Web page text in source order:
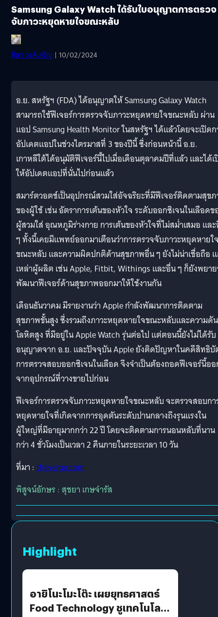
Samsung Galaxy Watch ได้รับใบอนุญาตการตรวจ
จับภาวะหยุดหายใจขณะหลับ
ศิลา วงศ์เจริญ | 10/02/2024
อ.ย. สหรัฐฯ (FDA) ได้อนุญาตให้ Samsung Galaxy Watch
สามารถใช้ฟีเจอร์การตรวจจับภาวะหยุดหายใจขณะหลับ ผ่าน
แอป Samsung Health Monitor ในสหรัฐฯ ได้แล้วโดยจะเปิด
อัปเดตแอปในช่วงไตรมาสที่ 3 ของปีนี้ ซึ่งก่อนหน้านี้ อ.ย.
เกาหลีใต้ได้อนุมัติฟีเจอร์นี้ไปเมื่อเดือนตุลาคมปีที่แล้ว และได้
ให้อัปเดตแอปที่นั่นไปก่อนแล้ว
สมาร์ตวอตช์เป็นอุปกรณ์สวมใส่อัจฉริยะที่มีฟีเจอร์ติดตามสุข
ของผู้ใช้ เช่น อัตราการเต้นของหัวใจ ระดับออกซิเจนในเลือดข
ผู้สวมใส่ อุณหภูมิร่างกาย การเต้นของหัวใจที่ไม่สม่ำเสมอ แล
ๆ ทั้งนี้เคยมีแพทย์ออกมาเตือนว่าการตรวจจับภาวะหยุดหายใ
ขณะหลับ และความผิดปกติด้านสุขภาพอื่น ๆ ยังไม่น่าเชื่อถือ
เหล่าผู้ผลิต เช่น Apple, Fitbit, Withings และอื่น ๆ ก็ยังพยา
พัฒนาฟีเจอร์ด้านสุขภาพออกมาให้ใช้งานกัน
เดือนธันวาคม มีรายงานว่า Apple กำลังพัฒนาการติดตาม
สุขภาพขั้นสูง ซึ่งรวมถึงภาวะหยุดหายใจขณะหลับและความดัน
โลหิตสูง ที่มีอยู่ใน Apple Watch รุ่นต่อไป แต่ตอนนี้ยังไม่ได้รับ
อนุญาตจาก อ.ย. และปัจจุบัน Apple ยังติดปัญหาในคดีสิทธิบั
การตรวจสอบออกซิเจนในเลือด จึงจำเป็นต้องถอดฟีเจอร์นี้อ
จากอุปกรณ์ที่วางขายไปก่อน
ฟีเจอร์การตรวจจับภาวะหยุดหายใจขณะหลับ จะตรวจสอบกา
หยุดหายใจที่เกิดจากการอุดตันระดับปานกลางถึงรุนแรงใน
ผู้ใหญ่ที่มีอายุมากกว่า 22 ปี โดยจะติดตามการนอนหลับที่นาน
กว่า 4 ชั่วโมงเป็นเวลา 2 คืนภายในระยะเวลา 10 วัน
ที่มา : theverge.com
พิสูจน์อักษร : สุชยา เกษจำรัส
Highlight
อายิโนะโมะโต๊ะ เผยยุทธศาสตร์
Food Technology ชูเทคโนโลยี